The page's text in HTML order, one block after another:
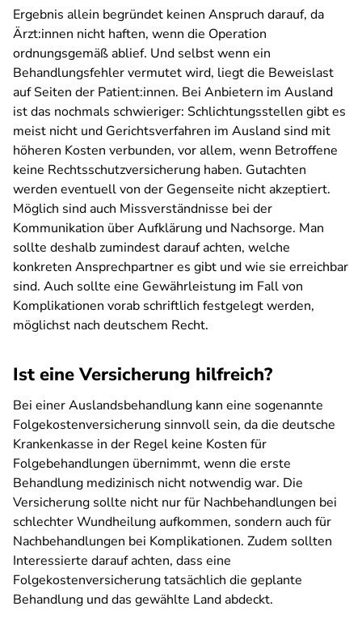
Ergebnis allein begründet keinen Anspruch darauf, da
Ärzt:innen nicht haften, wenn die Operation
ordnungsgemäß ablief. Und selbst wenn ein
Behandlungsfehler vermutet wird, liegt die Beweislast
auf Seiten der Patient:innen. Bei Anbietern im Ausland
ist das nochmals schwieriger: Schlichtungsstellen gibt es
meist nicht und Gerichtsverfahren im Ausland sind mit
höheren Kosten verbunden, vor allem, wenn Betroffene
keine Rechtsschutzversicherung haben. Gutachten
werden eventuell von der Gegenseite nicht akzeptiert.
Möglich sind auch Missverständnisse bei der
Kommunikation über Aufklärung und Nachsorge. Man
sollte deshalb zumindest darauf achten, welche
konkreten Ansprechpartner es gibt und wie sie erreichbar
sind. Auch sollte eine Gewährleistung im Fall von
Komplikationen vorab schriftlich festgelegt werden,
möglichst nach deutschem Recht.
Ist eine Versicherung hilfreich?
Bei einer Auslandsbehandlung kann eine sogenannte
Folgekostenversicherung sinnvoll sein, da die deutsche
Krankenkasse in der Regel keine Kosten für
Folgebehandlungen übernimmt, wenn die erste
Behandlung medizinisch nicht notwendig war. Die
Versicherung sollte nicht nur für Nachbehandlungen bei
schlechter Wundheilung aufkommen, sondern auch für
Nachbehandlungen bei Komplikationen. Zudem sollten
Interessierte darauf achten, dass eine
Folgekostenversicherung tatsächlich die geplante
Behandlung und das gewählte Land abdeckt.